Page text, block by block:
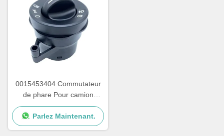
0015453404 Commutateur
de phare Pour camion
Mercedes Benz
Parlez Maintenant.